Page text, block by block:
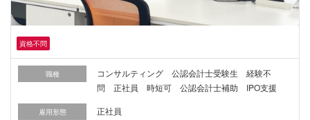
資格不問
職種
コンサルティング 公認会計士受験生 経験不
問 正社員 時短可 公認会計士補助 IPO支援
雇用形態 正社員